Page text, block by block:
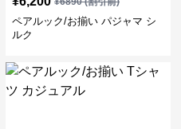
ペアルック/お揃い パジャマ シ
ルク